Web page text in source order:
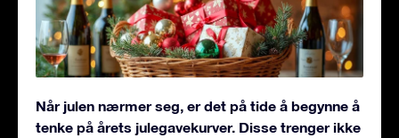
Når julen nærmer seg, er det på tide å begynne å
tenke på årets julegavekurver. Disse trenger ikke